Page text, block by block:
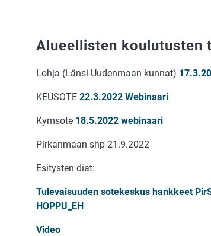
Alueellisten koulutusten
Lohja (Länsi-Uudenmaan kunnat)
KEUSOTE 22.3.2022 Webinaari
Kymsote 18.5.2022 webinaari
Pirkanmaan shp 21.9.2022
Esitysten diat:
Tulevaisuuden sotekeskus hankkeet
HOPPU_EH
Video